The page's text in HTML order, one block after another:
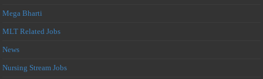
Mega Bharti
MLT Related Jobs
News
Nursing Stream Jobs